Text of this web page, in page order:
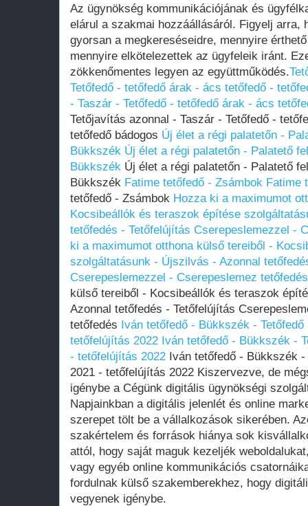
Az ügynökség kommunikációjának és
elárul a szakmai hozzáállásáról. Figyelj arra,
gyorsan a megkereséseidre, mennyire
mennyire elkötelezettek az ügyfeleik iránt.
zökkenőmentes legyen az együttműködés.
Tetőfedő - tetőfedő árak - ács tetőfedő -
- Taszár - Tetőfedő - tetőfedő árak - ács
Tetőjavítás azonnal - Taszár - Tetőfedő -
tetőfedő bádogos Új élet a régi palatetőn -
Bükkszék Új élet a régi palatetőn - Palatető
Bükkszék Új élet a régi palatetőn - Palatető
Bükkszék Fatime tetőfedő - Zsámbok Fatime
tetőfedő - Zsámbok Hozza ki a maximumot
Kocsibeállók és teraszok építése
tetőfedés - Tetőfelújítás Cserepeslemezzel -
ki a maximumot otthona külső tereiből -
szolgáltatásunk - Újszilvás - Azonnal
Cserepeslemezzel - Cserepeslemez tetőfedés
külső tereiből - Kocsibeállók és teraszok
Azonnal tetőfedés - Tetőfelújítás
tetőfedés Iván tetőfedő - Bükkszék -
tetőfelújítás 2022 Iván tetőfedő - Bükkszék -
- tetőfelújítás 2022 Iván tetőfedő - Bükkszék
2021 - tetőfelújítás 2022 Kiszervezve, de
igénybe a Cégünk digitális ügynökségi
Napjainkban a digitális jelenlét és online
szerepet tölt be a vállalkozások sikerében.
szakértelem és források hiánya sok
attól, hogy saját maguk kezeljék
vagy egyéb online kommunikációs
fordulnak külső szakemberekhez, hogy
vegyenek igénybe.